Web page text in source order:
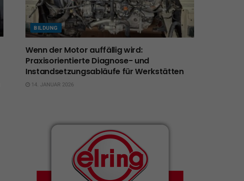
BILDUNG
Wenn der Motor auffällig wird:
Praxisorientierte Diagnose- und
Instandsetzungsabläufe für Werkstätten
14. JANUAR 2026